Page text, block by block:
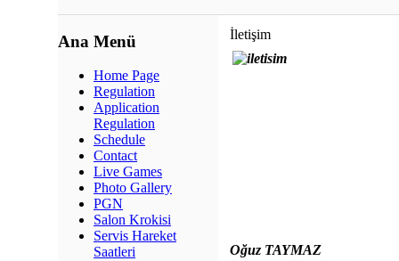
Ana Menü
Home Page
Regulation
Application
Regulation
Schedule
Contact
Live Games
Photo Gallery
PGN
Salon Krokisi
Servis Hareket
Saatleri
İletişim
Oğuz TAYMAZ